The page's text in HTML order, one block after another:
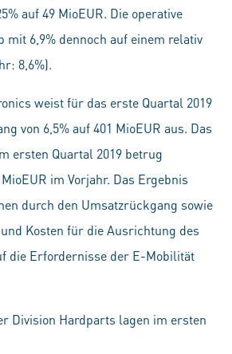
auf 49 MioEUR. Die operative
mit 6,9% dennoch auf einem relativ
8,6%).
weist für das erste Quartal 2019
von 6,5% auf 401 MioEUR aus. Das
ersten Quartal 2019 betrug
im Vorjahr. Das Ergebnis
durch den Umsatzrückgang sowie
Kosten für die Ausrichtung des
die Erfordernisse der E-Mobilität
Division Hardparts lagen im ersten